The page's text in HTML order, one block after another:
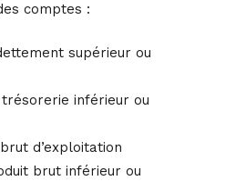
comptes :
supérieur ou
trésorerie inférieur ou
d’exploitation
brut inférieur ou